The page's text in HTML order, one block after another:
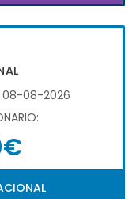
08-08-2026